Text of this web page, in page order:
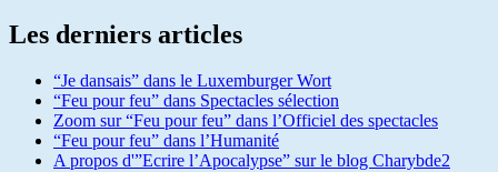
Les derniers articles
“Je dansais” dans le Luxemburger Wort
“Feu pour feu” dans Spectacles sélection
Zoom sur “Feu pour feu” dans l’Officiel des spectacles
“Feu pour feu” dans l’Humanité
A propos d'”Ecrire l’Apocalypse” sur le blog Charybde2